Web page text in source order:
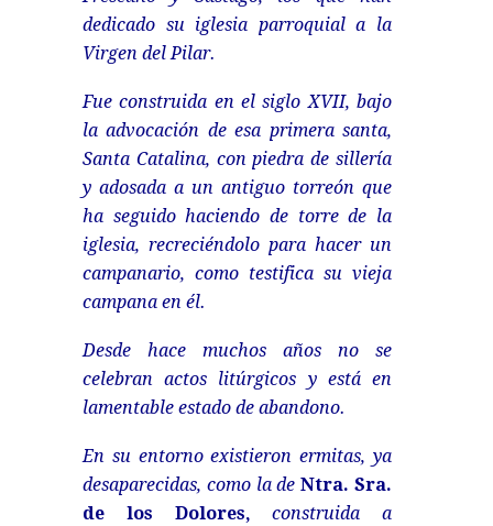
dedicado su iglesia parroquial a la
Virgen del Pilar.
Fue construida en el siglo XVII, bajo
la advocación de esa primera santa,
Santa Catalina, con piedra de sillería
y adosada a un antiguo torreón que
ha seguido haciendo de torre de la
iglesia, recreciéndolo para hacer un
campanario, como testifica su vieja
campana en él.
Desde hace muchos años no se
celebran actos litúrgicos y está en
lamentable estado de abandono.
En su entorno existieron ermitas, ya
desaparecidas, como la deNtra. Sra.
de los Dolores, construida a